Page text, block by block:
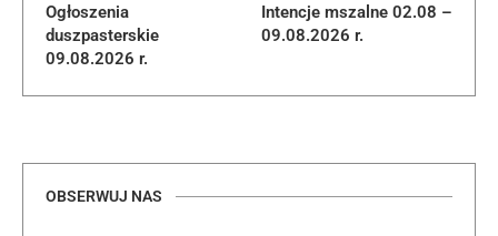
Ogłoszenia
duszpasterskie
09.08.2026 r.
Intencje mszalne 02.08 –
09.08.2026 r.
OBSERWUJ NAS